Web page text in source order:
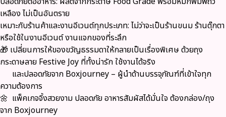
เหลือง ไม่เป็นอันตราย
เหมาะกับร้านค้าและงานอีเวนต์ทุกประเภท: ไม่ว่าจะเป็นร้านขนม ร้านตุ๊กตา
หรือใช้ในงานอีเวนต์ งานแจกของที่ระลึก
🎁 เปลี่ยนการให้ของขวัญธรรมดาให้กลายเป็นเรื่องพิเศษด้วยถุง
กระดาษลาย Festive Joy ที่ทั้งน่ารัก ใช้งานได้จริง
และปลอดภัยจาก Boxjourney – ผู้นำด้านบรรจุภัณฑ์ที่เข้าใจทุก
ความต้องการ
🌼 แพ็คเกจจิ้งสวยงาม ปลอดภัย อาหารสัมผัสได้มั่นใจ ต้องกล่อง/ถุง
จาก Boxjourney